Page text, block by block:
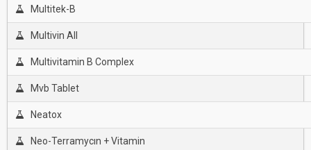
Multitek-B
Multivin All
Multivitamin B Complex
Mvb Tablet
Neatox
Neo-Terramycın + Vitamin